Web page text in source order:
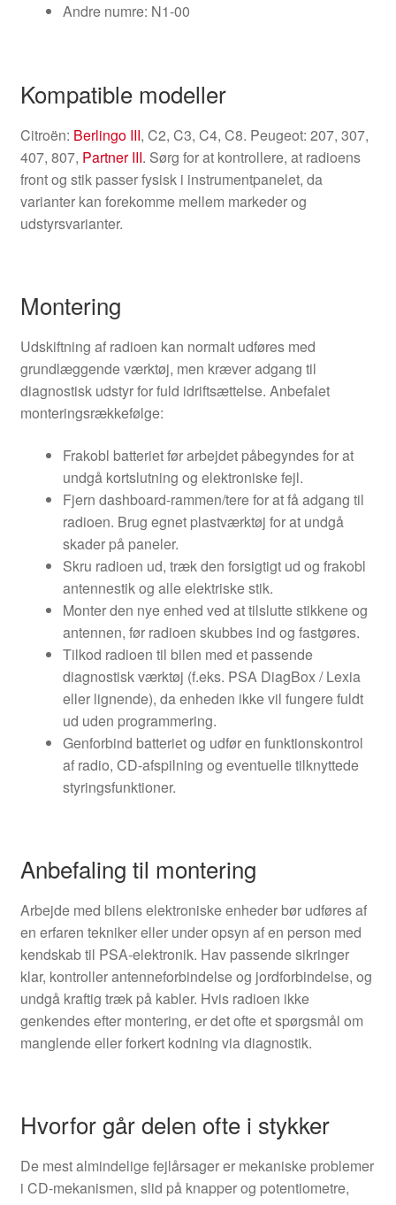
Andre numre: N1-00
Kompatible modeller
Citroën: Berlingo III, C2, C3, C4, C8. Peugeot: 207, 307,
407, 807, Partner III. Sørg for at kontrollere, at radioens
front og stik passer fysisk i instrumentpanelet, da
varianter kan forekomme mellem markeder og
udstyrsvarianter.
Montering
Udskiftning af radioen kan normalt udføres med
grundlæggende værktøj, men kræver adgang til
diagnostisk udstyr for fuld idriftsættelse. Anbefalet
monteringsrækkefølge:
Frakobl batteriet før arbejdet påbegyndes for at
undgå kortslutning og elektroniske fejl.
Fjern dashboard-rammen/tere for at få adgang til
radioen. Brug egnet plastværktøj for at undgå
skader på paneler.
Skru radioen ud, træk den forsigtigt ud og frakobl
antennestik og alle elektriske stik.
Monter den nye enhed ved at tilslutte stikkene og
antennen, før radioen skubbes ind og fastgøres.
Tilkod radioen til bilen med et passende
diagnostisk værktøj (f.eks. PSA DiagBox / Lexia
eller lignende), da enheden ikke vil fungere fuldt
ud uden programmering.
Genforbind batteriet og udfør en funktionskontrol
af radio, CD-afspilning og eventuelle tilknyttede
styringsfunktioner.
Anbefaling til montering
Arbejde med bilens elektroniske enheder bør udføres af
en erfaren tekniker eller under opsyn af en person med
kendskab til PSA-elektronik. Hav passende sikringer
klar, kontroller antenneforbindelse og jordforbindelse, og
undgå kraftig træk på kabler. Hvis radioen ikke
genkendes efter montering, er det ofte et spørgsmål om
manglende eller forkert kodning via diagnostik.
Hvorfor går delen ofte i stykker
De mest almindelige fejlårsager er mekaniske problemer
i CD-mekanismen, slid på knapper og potentiometre,